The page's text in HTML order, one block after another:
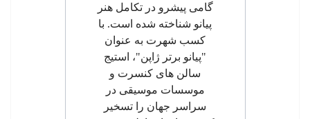
گامی پیشرو در تکامل هنر
پیانو شناخته شده است. با
کسب شهرت به عنوان
"پیانو برتر ژاپن"، استیج
سالن های کنسرت و
موسسات موسیقی در
سراسر جهان را تسخیر